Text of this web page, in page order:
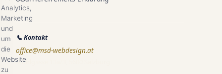
📞 Kontakt
office@msd-webdesign.at
Mühlgasse 13a/3, 5600 Salzburg
Analytics,
Marketing
und
um
die
Website
zu